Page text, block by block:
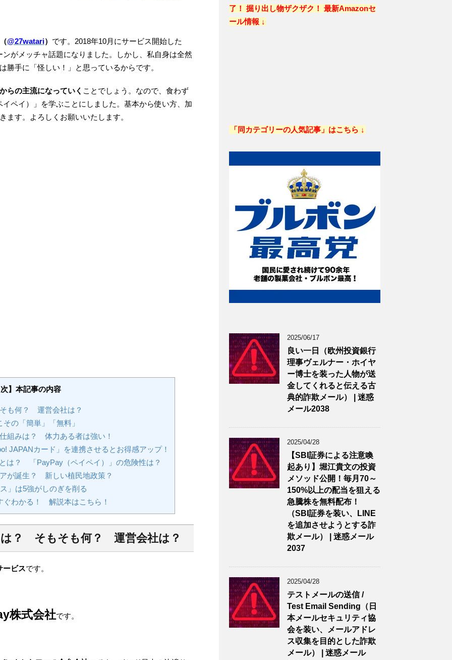
@27watari） です。2018年10月にサービス開始した
ンがメッチャ話題になりました。しかし、私自身は全然
手に「怪しい！」と思っているからです。
らの主流になっていく ことでしょう。なので、食わず
ペイ）」を学ぶことにしました。基本から使い方、加
ます。よろしくお願いいたします。
】本記事の内容
も何？ 運営会社は？
の「簡単」「無料」
組みは？ 体力ある者は強い！
JAPANカード」を連携させるとお得感アップ！
は？ 「PayPay（ペイペイ）」の危険性は？
が誕生？ 新しい植民地政策？
」は5強がしのぎを削る
ぐわかる！ 解説本はこちら！
は？ そもそも何？ 運営会社は？
ービスです。
株式会社です。
了！ 掘り出し物ザクザク！ 最新Amazonセ
ール情報 ↓
「同カテゴリーの人気記事」はこちら ↓
2025/06/17
良い一日（欧州投資銀行
理事ヴェルナー・ホイヤ
ー博士を装った人物が送
金してくれると伝える古
典的詐欺メール） | 迷惑
メール2038
2025/04/28
【SBI証券による注意喚
起あり】堀江貴文の投資
メソッド公開！毎月70～
150%以上の配当を狙える
急騰株を無料配布！
（SBI証券を装い、LINE
を追加させようとする詐
欺メール） | 迷惑メール
2037
2025/04/28
テストメールの送信 /
Test Email Sending（日
本メールセキュリティ協
会を装い、メールアドレ
ス収集を目的とした詐欺
メール） | 迷惑メール